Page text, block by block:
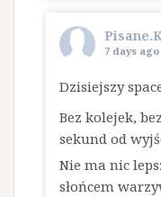
7 days ago
Dzisiejszy
Bez kolejek,
sekund od
​Nie ma nic
słońcem